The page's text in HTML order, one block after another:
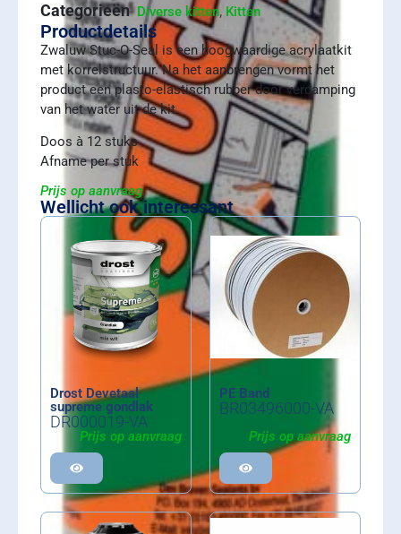
Categorieën Diverse kitten, Kitten
Productdetails
Zwaluw Stuc-O-Seal is een hoogwaardige acrylaatkit
met korrelstructuur. Na het aanbrengen vormt het
product een plasto-elastisch rubber door verdamping
van het water uit de kit.
Doos à 12 stuks
Afname per stuk
Prijs op aanvraag
Wellicht ook interessant
Drost Devetaal
supreme gondlak
DR000019-VA
Prijs op aanvraag
PE Band
BR03496000-VA
Prijs op aanvraag